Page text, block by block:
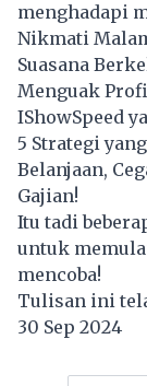
menghadapi
Nikmati
Suasana
Menguak
IShowSpeed
5 Strategi
Belanjaan,
Gajian!
Itu tadi
untuk
mencoba!
Tulisan ini
30 Sep 2024